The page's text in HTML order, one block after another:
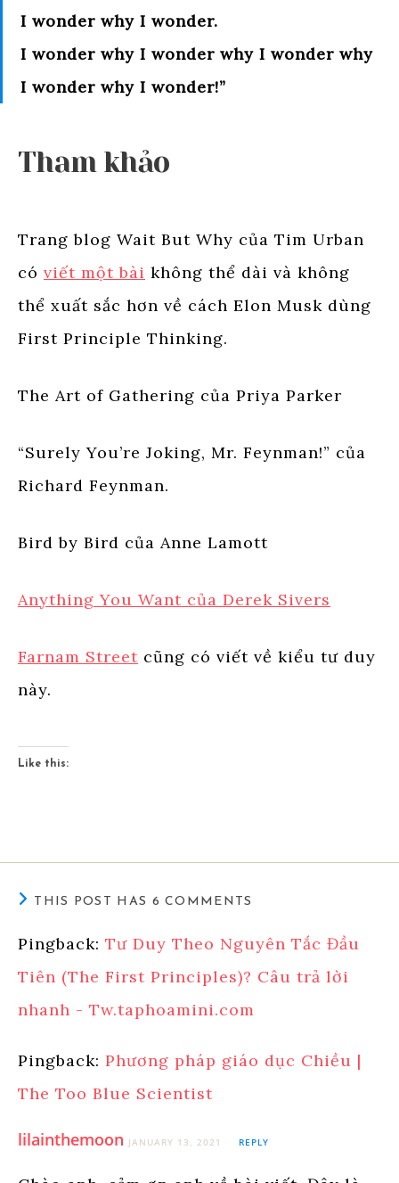
I wonder why I wonder.
I wonder why I wonder why I wonder why
I wonder why I wonder!”
Tham khảo
Trang blog Wait But Why của Tim Urban
có viết một bài không thể dài và không
thể xuất sắc hơn về cách Elon Musk dùng
First Principle Thinking.
The Art of Gathering của Priya Parker
“Surely You’re Joking, Mr. Feynman!” của
Richard Feynman.
Bird by Bird của Anne Lamott
Anything You Want của Derek Sivers
Farnam Street cũng có viết về kiểu tư duy
này.
Like this:
THIS POST HAS 6 COMMENTS
Pingback: Tư Duy Theo Nguyên Tắc Đầu
Tiên (The First Principles)? Câu trả lời
nhanh - Tw.taphoamini.com
Pingback: Phương pháp giáo dục Chiều |
The Too Blue Scientist
lilainthemoon JANUARY 13, 2021 REPLY